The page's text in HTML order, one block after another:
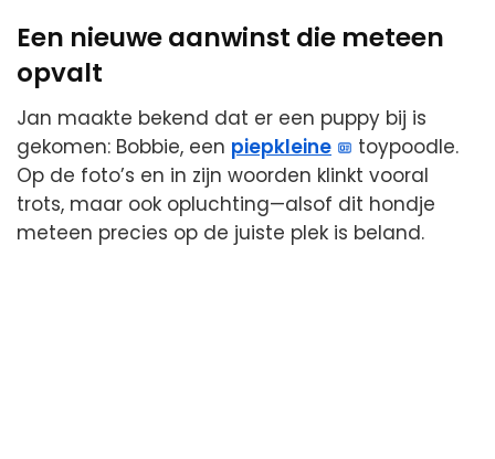
Een nieuwe aanwinst die meteen
opvalt
Jan maakte bekend dat er een puppy bij is
gekomen: Bobbie, een piepkleine
toypoodle.
Op de foto’s en in zijn woorden klinkt vooral
trots, maar ook opluchting—alsof dit hondje
meteen precies op de juiste plek is beland.